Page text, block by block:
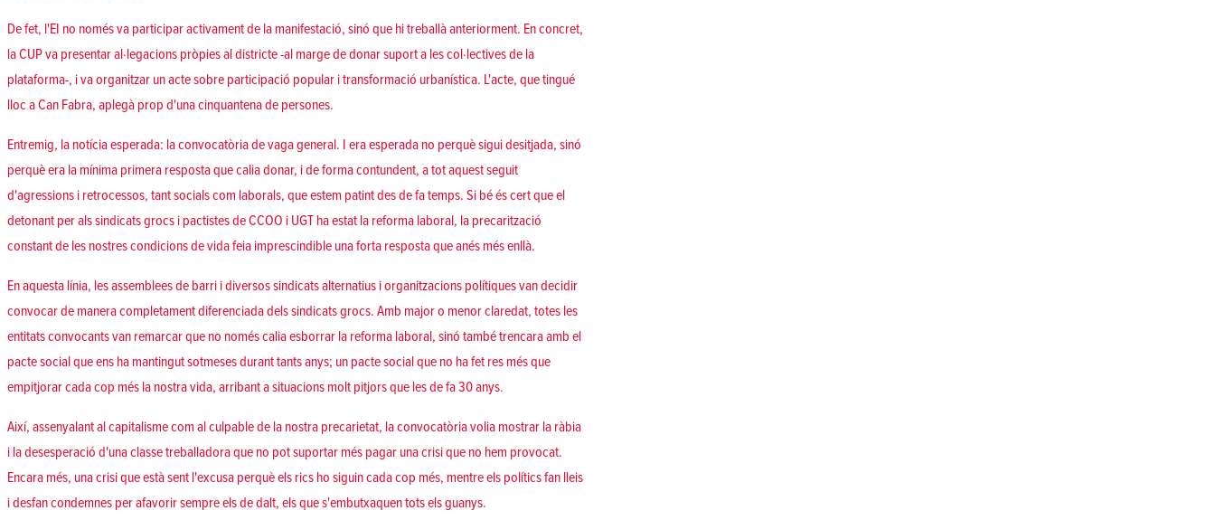
De fet, l'EI no només va participar activament de la manifestació, sinó que hi treballà anteriorment. En concret,
la CUP va presentar al·legacions pròpies al districte -al marge de donar suport a les col·lectives de la
plataforma-, i va organitzar un acte sobre participació popular i transformació urbanística. L'acte, que tingué
lloc a Can Fabra, aplegà prop d'una cinquantena de persones.
Entremig, la notícia esperada: la convocatòria de vaga general. I era esperada no perquè sigui desitjada, sinó
perquè era la mínima primera resposta que calia donar, i de forma contundent, a tot aquest seguit
d'agressions i retrocessos, tant socials com laborals, que estem patint des de fa temps. Si bé és cert que el
detonant per als sindicats grocs i pactistes de CCOO i UGT ha estat la reforma laboral, la precarització
constant de les nostres condicions de vida feia imprescindible una forta resposta que anés més enllà.
En aquesta línia, les assemblees de barri i diversos sindicats alternatius i organitzacions polítiques van decidir
convocar de manera completament diferenciada dels sindicats grocs. Amb major o menor claredat, totes les
entitats convocants van remarcar que no només calia esborrar la reforma laboral, sinó també trencara amb el
pacte social que ens ha mantingut sotmeses durant tants anys; un pacte social que no ha fet res més que
empitjorar cada cop més la nostra vida, arribant a situacions molt pitjors que les de fa 30 anys.
Així, assenyalant al capitalisme com al culpable de la nostra precarietat, la convocatòria volia mostrar la ràbia
i la desesperació d'una classe treballadora que no pot suportar més pagar una crisi que no hem provocat.
Encara més, una crisi que està sent l'excusa perquè els rics ho siguin cada cop més, mentre els polítics fan lleis
i desfan condemnes per afavorir sempre els de dalt, els que s'embutxaquen tots els guanys.